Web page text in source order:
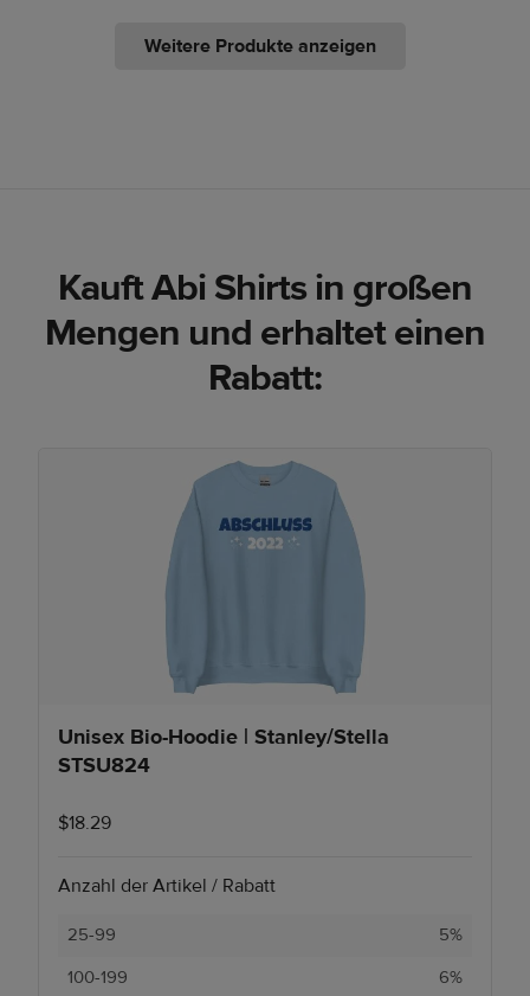
Weitere Produkte anzeigen
Kauft Abi Shirts in großen
Mengen und erhaltet einen
Rabatt:
Unisex Bio-Hoodie | Stanley/Stella
STSU824
$18.29
Anzahl der Artikel / Rabatt
25-99
5%
100-199
6%